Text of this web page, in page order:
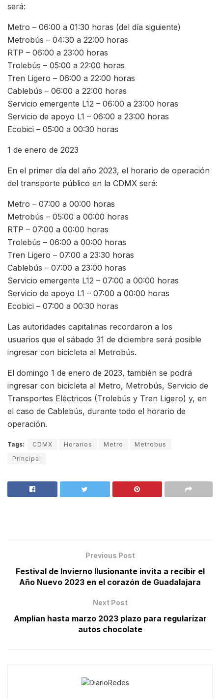
será:
Metro – 06:00 a 01:30 horas (del día siguiente)
Metrobús – 04:30 a 22:00 horas
RTP – 06:00 a 23:00 horas
Trolebús – 05:00 a 22:00 horas
Tren Ligero – 06:00 a 22:00 horas
Cablebús – 06:00 a 22:00 horas
Servicio emergente L12 – 06:00 a 23:00 horas
Servicio de apoyo L1 – 06:00 a 23:00 horas
Ecobici – 05:00 a 00:30 horas
1 de enero de 2023
En el primer día del año 2023, el horario de operación
del transporte público en la CDMX será:
Metro – 07:00 a 00:00 horas
Metrobús – 05:00 a 00:00 horas
RTP – 07:00 a 00:00 horas
Trolebús – 06:00 a 00:00 horas
Tren Ligero – 07:00 a 23:30 horas
Cablebús – 07:00 a 23:00 horas
Servicio emergente L12 – 07:00 a 00:00 horas
Servicio de apoyo L1 – 07:00 a 00:00 horas
Ecobici – 07:00 a 00:30 horas
Las autoridades capitalinas recordaron a los
usuarios que el sábado 31 de diciembre será posible
ingresar con bicicleta al Metrobús.
El domingo 1 de enero de 2023, también se podrá
ingresar con bicicleta al Metro, Metrobús, Servicio de
Transportes Eléctricos (Trolebús y Tren Ligero) y, en
el caso de Cablebús, durante todo el horario de
operación.
Tags: CDMX Horarios Metro
Metrobus
Principal
Previous Post
Festival de Invierno Ilusionante invita a recibir el
Año Nuevo 2023 en el corazón de Guadalajara
Next Post
Amplían hasta marzo 2023 plazo para regularizar
autos chocolate